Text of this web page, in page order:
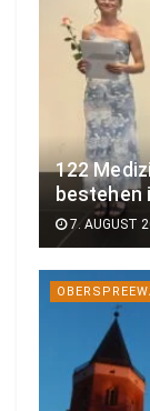
122
bestehen
7. AUGUST